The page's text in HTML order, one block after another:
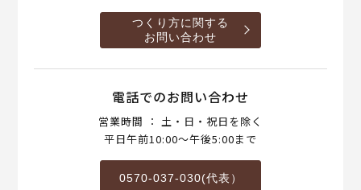
つくり方に関する
お問い合わせ
電話でのお問い合わせ
営業時間 ： 土・日・祝日を除く
平日午前10:00～午後5:00まで
0570-037-030(代表）